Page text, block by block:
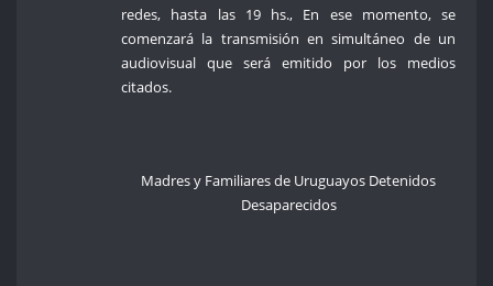
redes, hasta las 19 hs., En ese momento, se
comenzará la transmisión en simultáneo de un
audiovisual que será emitido por los medios
citados.
Madres y Familiares de Uruguayos Detenidos
Desaparecidos